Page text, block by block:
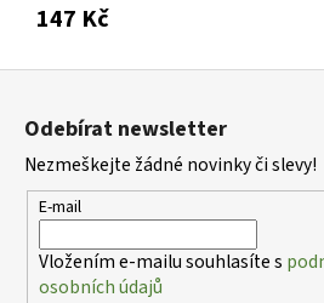
147 Kč
Z
Odebírat newsletter
Nezmeškejte žádné novinky či slevy!
E-mail
Vložením e-mailu souhlasíte s
osobních údajů